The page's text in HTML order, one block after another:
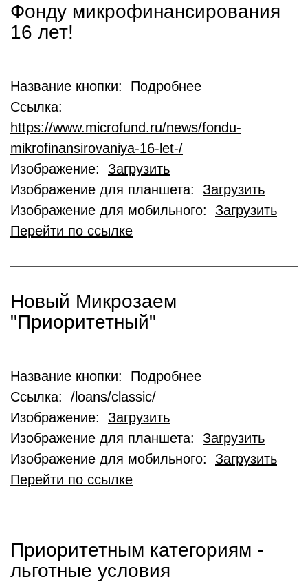
Фонду микрофинансирования
16 лет!
Название кнопки: Подробнее
Ссылка:
https://www.microfund.ru/news/fondu-
mikrofinansirovaniya-16-let-/
Изображение: Загрузить
Изображение для планшета: Загрузить
Изображение для мобильного: Загрузить
Перейти по ссылке
Новый Микрозаем
"Приоритетный"
Название кнопки: Подробнее
Ссылка: /loans/classic/
Изображение: Загрузить
Изображение для планшета: Загрузить
Изображение для мобильного: Загрузить
Перейти по ссылке
Приоритетным категориям -
льготные условия